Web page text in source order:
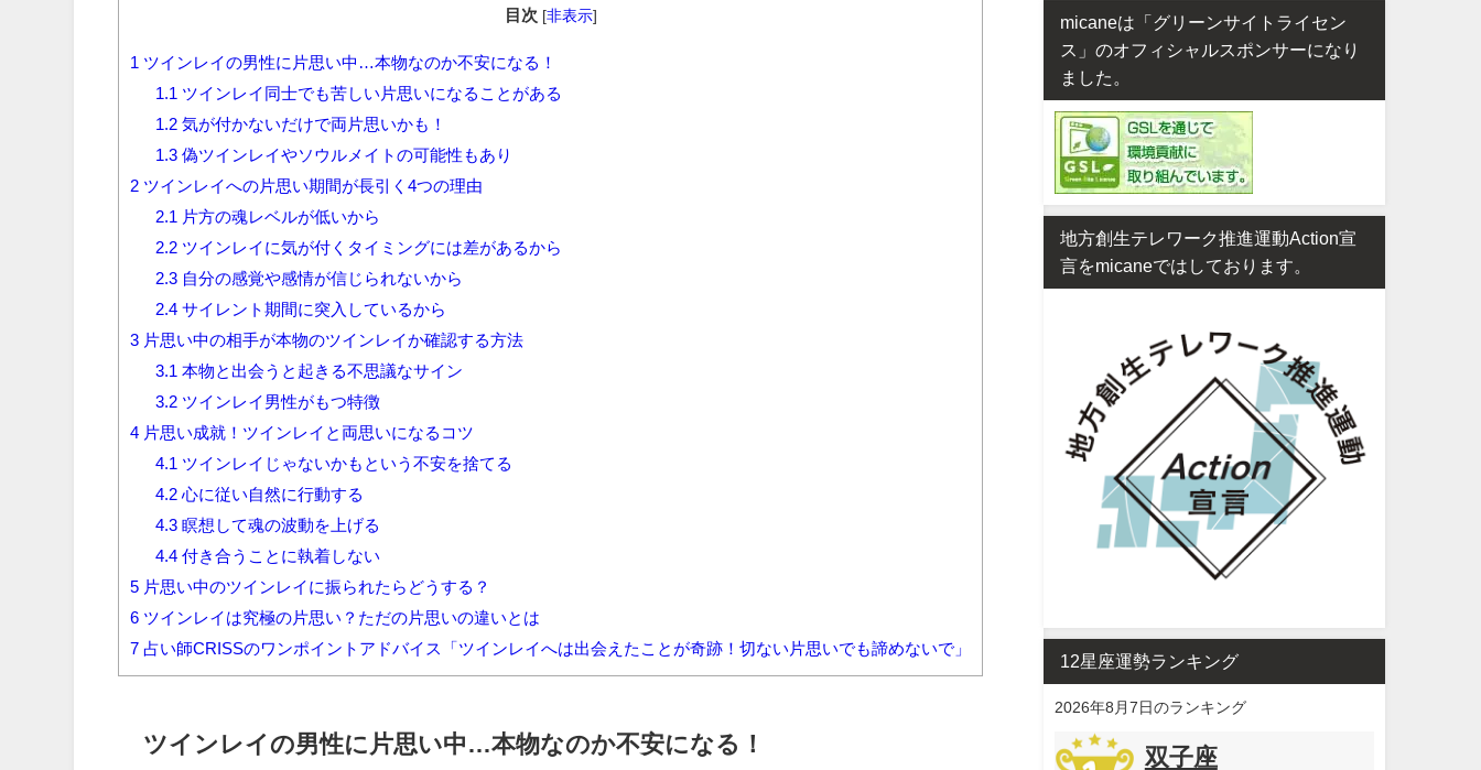
目次 [非表示]
1 ツインレイの男性に片思い中…本物なのか不安になる！
1.1 ツインレイ同士でも苦しい片思いになることがある
1.2 気が付かないだけで両片思いかも！
1.3 偽ツインレイやソウルメイトの可能性もあり
2 ツインレイへの片思い期間が長引く4つの理由
2.1 片方の魂レベルが低いから
2.2 ツインレイに気が付くタイミングには差があるから
2.3 自分の感覚や感情が信じられないから
2.4 サイレント期間に突入しているから
3 片思い中の相手が本物のツインレイか確認する方法
3.1 本物と出会うと起きる不思議なサイン
3.2 ツインレイ男性がもつ特徴
4 片思い成就！ツインレイと両思いになるコツ
4.1 ツインレイじゃないかもという不安を捨てる
4.2 心に従い自然に行動する
4.3 瞑想して魂の波動を上げる
4.4 付き合うことに執着しない
5 片思い中のツインレイに振られたらどうする？
6 ツインレイは究極の片思い？ただの片思いの違いとは
7 占い師CRISSのワンポイントアドバイス「ツインレイへは出会えたことが奇跡！切ない片思いでも諦めないで」
ツインレイの男性に片思い中…本物なのか不安になる！
micaneは「グリーンサイトライセン
ス」のオフィシャルスポンサーになり
ました。
地方創生テレワーク推進運動Action宣
言をmicaneではしております。
12星座運勢ランキング
2026年8月7日のランキング
双子座